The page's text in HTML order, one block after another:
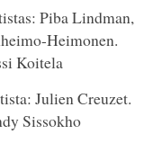
Piba Lindman,
Heimonen.
Koitela
Julien Creuzet.
Sissokho